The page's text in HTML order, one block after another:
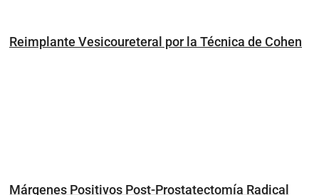
Reimplante Vesicoureteral por la Técnica de Cohen
Márgenes Positivos Post-Prostatectomía Radical